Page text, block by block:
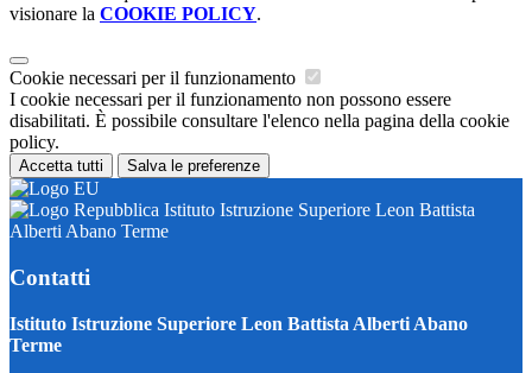
visionare la COOKIE POLICY.
Cookie necessari per il funzionamento
I cookie necessari per il funzionamento non possono essere
disabilitati. È possibile consultare l'elenco nella pagina della cookie
policy.
Accetta tutti Salva le preferenze
Istituto Istruzione Superiore Leon Battista
Alberti Abano Terme
Contatti
Istituto Istruzione Superiore Leon Battista Alberti Abano
Terme